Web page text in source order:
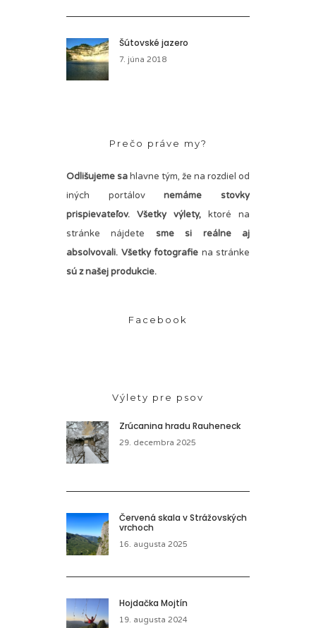
Šútovské jazero
7. júna 2018
Prečo práve my?
Odlišujeme sa hlavne tým, že na rozdiel od
iných portálovnemáme stovky
prispievateľov. Všetky výlety, ktoré na
stránke nájdete sme si reálne aj
absolvovali. Všetky fotografie na stránke
sú z našej produkcie.
Facebook
Výlety pre psov
Zrúcanina hradu Rauheneck
29. decembra 2025
Červená skala v Strážovských
vrchoch
16. augusta 2025
Hojdačka Mojtín
19. augusta 2024